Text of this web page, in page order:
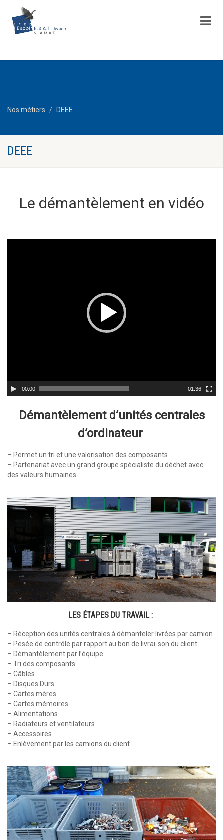
Nos métiers DEEE
DEEE
Le démantèlement en vidéo
00:00 01:36
Démantèlement d’unités centrales
d’ordinateur
– Permet un tri et une valorisation des composants
– Partenariat avec un grand groupe spécialiste du déchet avec
des valeurs humaines
LES ÉTAPES DU TRAVAIL :
– Réception des unités centrales à démanteler livrées par camion
– Pesée de contrôle par rapport au bon de livrai-son du client
– Démantèlement par l’équipe
– Tri des composants:
– Câbles
– Disques Durs
– Cartes mères
– Cartes mémoires
– Alimentations
– Radiateurs et ventilateurs
– Accessoires
– Enlèvement par les camions du client